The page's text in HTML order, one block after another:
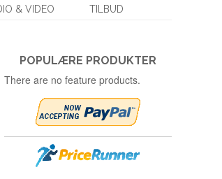
& VIDEO TILBUD
POPULÆRE PRODUKTER
There are no feature products.